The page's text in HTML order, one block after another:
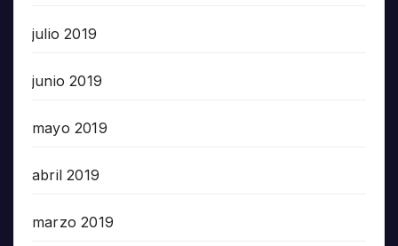
julio 2019
junio 2019
mayo 2019
abril 2019
marzo 2019